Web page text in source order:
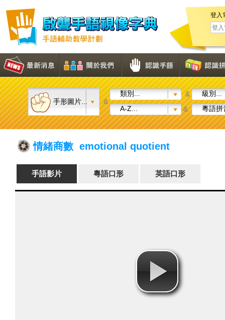
登入
手形圖片... &
類別... &
級別...
A-Z...
& 粵語拼
情緒商數 emotional quotient
手語影片 粵語口形 英語口形